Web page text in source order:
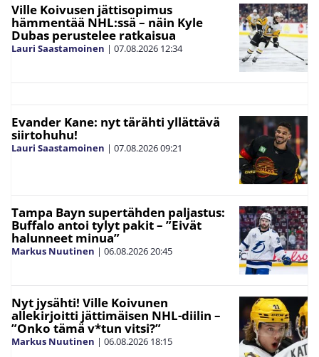
Ville Koivusen jättisopimus
hämmentää NHL:ssä – näin Kyle
Dubas perustelee ratkaisua
Lauri Saastamoinen | 07.08.2026 12:34
Evander Kane: nyt tärähti yllättävä
siirtohuhu!
Lauri Saastamoinen | 07.08.202609:21
Tampa Bayn supertähden paljastus:
Buffalo antoi tylyt pakit – ”Eivät
halunneet minua”
Markus Nuutinen | 06.08.202620:45
Nyt jysähti! Ville Koivunen
allekirjoitti jättimäisen NHL-diilin –
”Onko tämä v*tun vitsi?”
Markus Nuutinen | 06.08.2026 18:15